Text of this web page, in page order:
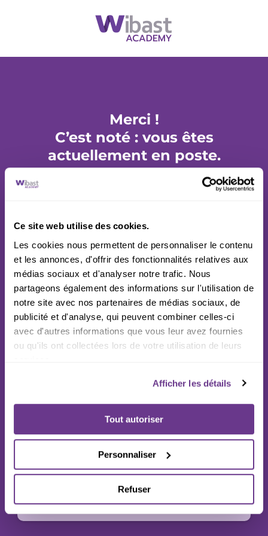
Ce site web utilise des cookies.
Les cookies nous permettent de personnaliser le contenu
et les annonces, d'offrir des fonctionnalités relatives aux
médias sociaux et d'analyser notre trafic. Nous
partageons également des informations sur l'utilisation de
notre site avec nos partenaires de médias sociaux, de
publicité et d'analyse, qui peuvent combiner celles-ci
avec d'autres informations que vous leur avez fournies
ou qu'ils ont collectées lors de votre utilisation de leurs
Afficher les détails
Tout autoriser
Personnaliser
Refuser
Merci !
C’est noté : vous êtes
actuellement en poste.
Vous ou votre entreprise avez des besoins en
Découvrez nos services de recrutement de cadres
sur www.wibast.com
Vous connaissez quelqu'un en recherche
d'emploi ?
Partagez notre programme d'accompagnement